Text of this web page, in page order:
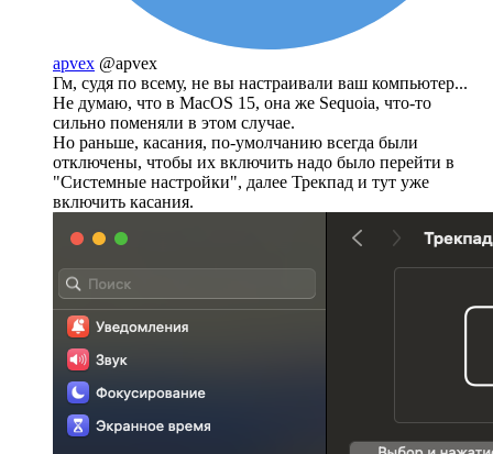
apvex @apvex
Гм, судя по всему, не вы настраивали ваш компьютер...
Не думаю, что в MacOS 15, она же Sequoia, что-то
сильно поменяли в этом случае.
Но раньше, касания, по-умолчанию всегда были
отключены, чтобы их включить надо было перейти в
"Системные настройки", далее Трекпад и тут уже
включить касания.